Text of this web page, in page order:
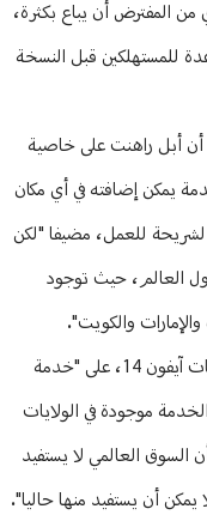
المفترض أن يباع بكثرة،
العادي طلبات عدة للمستهلكين قبل النسخة
أن أبل راهنت على خاصية
يمكن إضافته في أي مكان
للعمل، مضيفا "لكن
العالم، حيث توجود
والكويت".
وقد اعتمدت شركة أبل أيضا في رهانها على مبيعات آيفون 14، على "خدمة
موجودة في الولايات
السوق العالمي لا يستفيد
أن يستفيد منها حاليا".